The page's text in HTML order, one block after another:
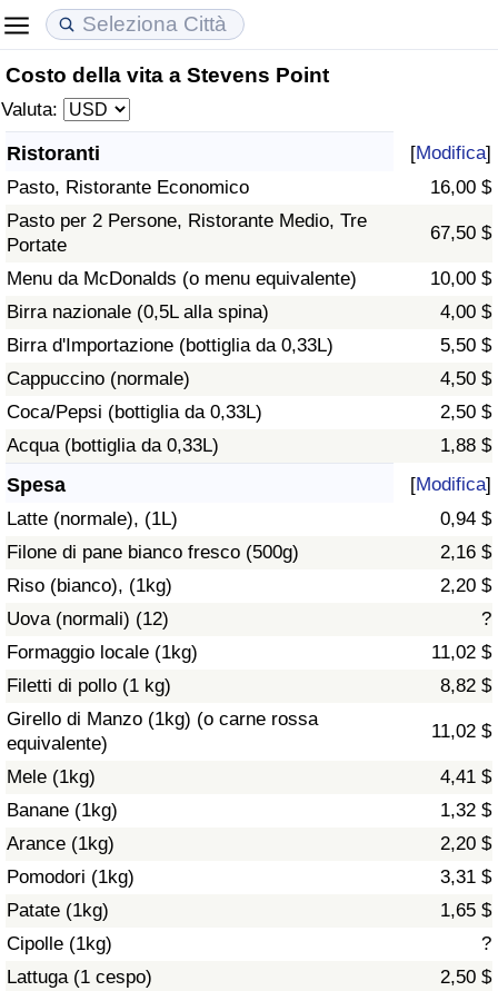
Costo della vita a Stevens Point
Valuta:
Ristoranti [Modifica]
Pasto, Ristorante Economico
16,00 $
Pasto per 2 Persone, Ristorante Medio, Tre
Portate
67,50 $
Menu da McDonalds (o menu equivalente)
10,00 $
Birra nazionale (0,5L alla spina)
4,00 $
Birra d'Importazione (bottiglia da 0,33L)
5,50 $
Cappuccino (normale)
4,50 $
Coca/Pepsi (bottiglia da 0,33L)
2,50 $
Acqua (bottiglia da 0,33L)
1,88 $
Spesa [Modifica]
Latte (normale), (1L)
0,94 $
Filone di pane bianco fresco (500g)
2,16 $
Riso (bianco), (1kg)
2,20 $
Uova (normali) (12)
?
Formaggio locale (1kg)
11,02 $
Filetti di pollo (1 kg)
8,82 $
Girello di Manzo (1kg) (o carne rossa
equivalente)
11,02 $
Mele (1kg)
4,41 $
Banane (1kg)
1,32 $
Arance (1kg)
2,20 $
Pomodori (1kg)
3,31 $
Patate (1kg)
1,65 $
Cipolle (1kg)
?
Lattuga (1 cespo)
2,50 $
Costo della vita
Indice Del Costo Della Vita (corrente)
Indice Del Costo Della Vita
Indice del Costo della Vita per Nazione
ad Aqaba
Prezzi degli immobili
Indice del Prezzo delle Case (Corrente)
Indice del Prezzo delle Case
Indice del Prezzo delle Case per Nazione
Qualità della Vita
Indice della Qualità della Vita
Indice della Qualità della Vita (Corrente)
Indice della qualità della vita per Paese
Criminalità
Indice del Tasso di Criminalità (Corrente)
Indice della Criminalità
Indice di criminalità per paese
Indice dell’Assistenza Sanitaria (Corrente)
Indice dell’Assistenza Sanitaria
Indice dell’Assistenza Sanitaria per
Nazione
Inquinamento
Indice dell’Inquinamento (Corrente)
Indice di inquinamento
Indice dell’Inquinamento per Nazione